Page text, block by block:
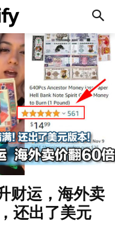
财运，海外卖
还出了美元